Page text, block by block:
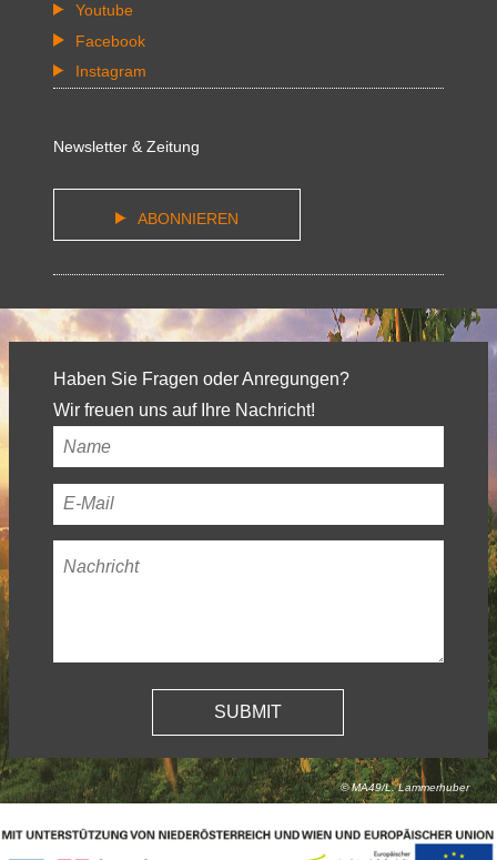
Youtube
Facebook
Instagram
Newsletter & Zeitung
ABONNIEREN
Haben Sie Fragen oder Anregungen?
Wir freuen uns auf Ihre Nachricht!
Ihr
Name*
Ihre
E-
Mail-
Nachricht*
© MA49/L. Lammerhuber